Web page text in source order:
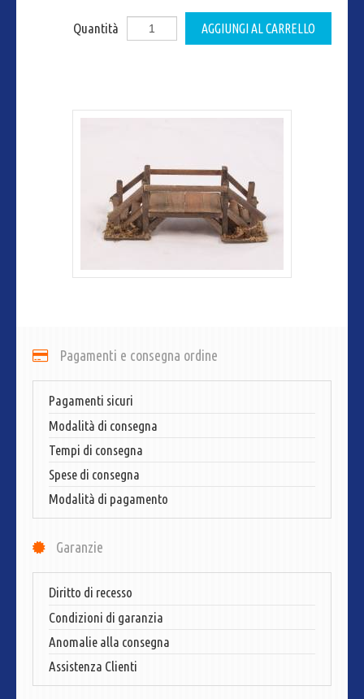
Quantità
Pagamenti e consegna ordine
Pagamenti sicuri
Modalità di consegna
Tempi di consegna
Spese di consegna
Modalità di pagamento
Garanzie
Diritto di recesso
Condizioni di garanzia
Anomalie alla consegna
Assistenza Clienti